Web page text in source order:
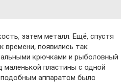
затем металл. Ещё, спустя
времени, появились так
крючками и рыболовный
маленькой пластины с одной
аппаратом было